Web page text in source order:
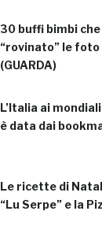
30 buffi bimbi
“rovinato” le
(GUARDA)
L’Italia ai
è data dai
Le ricette di
“Lu Serpe” e la